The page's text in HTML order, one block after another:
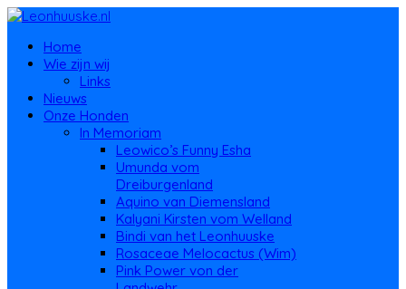
Home
Wie zijn wij
Links
Nieuws
Onze Honden
In Memoriam
Leowico’s Funny Esha
Umunda vom
Dreiburgenland
Aquino van Diemensland
Kalyani Kirsten vom Welland
Bindi van het Leonhuuske
Rosaceae Melocactus (Wim)
Pink Power von der